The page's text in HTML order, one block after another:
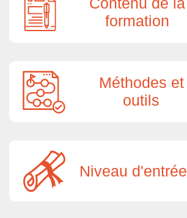
formation
Méthodes et
outils
Niveau d'entrée